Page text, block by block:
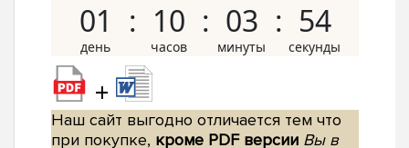
01 10 03 53
+
Наш сайт выгодно отличается тем что
при покупке, кроме PDF версии Вы в